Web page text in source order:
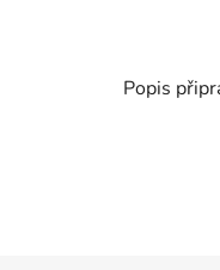
Popis